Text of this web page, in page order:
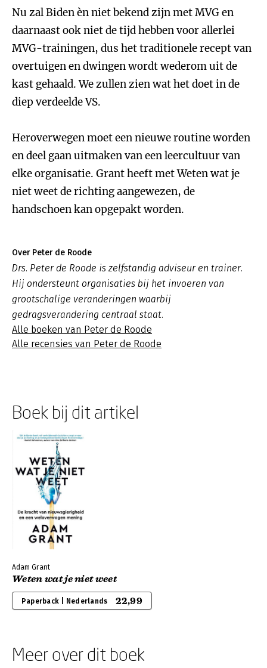
Nu zal Biden èn niet bekend zijn met MVG en
daarnaast ook niet de tijd hebben voor allerlei
MVG-trainingen, dus het traditionele recept van
overtuigen en dwingen wordt wederom uit de
kast gehaald. We zullen zien wat het doet in de
diep verdeelde VS.
Heroverwegen moet een nieuwe routine worden
en deel gaan uitmaken van een leercultuur van
elke organisatie. Grant heeft met Weten wat je
niet weet de richting aangewezen, de
handschoen kan opgepakt worden.
Over Peter de Roode
Drs. Peter de Roode is zelfstandig adviseur en trainer.
Hij ondersteunt organisaties bij het invoeren van
grootschalige veranderingen waarbij
gedragsverandering centraal staat.
Alle boeken van Peter de Roode
Alle recensies van Peter de Roode
Boek bij dit artikel
Adam Grant
Weten wat je niet weet
Paperback | Nederlands 22,99
Meer over dit boek